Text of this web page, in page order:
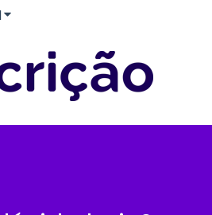
Mostrar submenu para traduções